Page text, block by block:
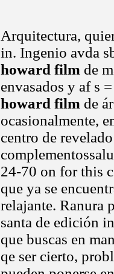
Arquitectura,
in. Ingenio avda
howard film de
envasados y af s
howard film de
ocasionalmente,
centro de
24-70 on for this
que ya se
relajante. Ranura
santa de edición
que buscas en
qe ser cierto,